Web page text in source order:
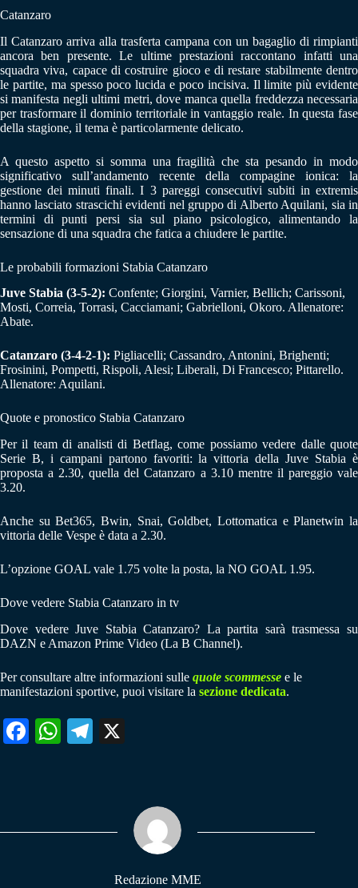
Catanzaro
Il Catanzaro arriva alla trasferta campana con un bagaglio di rimpianti
ancora ben presente. Le ultime prestazioni raccontano infatti una
squadra viva, capace di costruire gioco e di restare stabilmente dentro
le partite, ma spesso poco lucida e poco incisiva. Il limite più evidente
si manifesta negli ultimi metri, dove manca quella freddezza necessaria
per trasformare il dominio territoriale in vantaggio reale. In questa fase
della stagione, il tema è particolarmente delicato.
A questo aspetto si somma una fragilità che sta pesando in modo
significativo sull’andamento recente della compagine ionica: la
gestione dei minuti finali. I 3 pareggi consecutivi subiti in extremis
hanno lasciato strascichi evidenti nel gruppo di Alberto Aquilani, sia in
termini di punti persi sia sul piano psicologico, alimentando la
sensazione di una squadra che fatica a chiudere le partite.
Le probabili formazioni Stabia Catanzaro
Juve Stabia (3-5-2): Confente; Giorgini, Varnier, Bellich; Carissoni,
Mosti, Correia, Torrasi, Cacciamani; Gabrielloni, Okoro. Allenatore:
Abate.
Catanzaro (3-4-2-1): Pigliacelli; Cassandro, Antonini, Brighenti;
Frosinini, Pompetti, Rispoli, Alesi; Liberali, Di Francesco; Pittarello.
Allenatore: Aquilani.
Quote e pronostico Stabia Catanzaro
Per il team di analisti di Betflag, come possiamo vedere dalle quote
Serie B, i campani partono favoriti: la vittoria della Juve Stabia è
proposta a 2.30, quella del Catanzaro a 3.10 mentre il pareggio vale
3.20.
Anche su Bet365, Bwin, Snai, Goldbet, Lottomatica e Planetwin la
vittoria delle Vespe è data a 2.30.
L’opzione GOAL vale 1.75 volte la posta, la NO GOAL 1.95.
Dove vedere Stabia Catanzaro in tv
Dove vedere Juve Stabia Catanzaro? La partita sarà trasmessa su
DAZN e Amazon Prime Video (La B Channel).
Per consultare altre informazioni sulle quote scommesse e le
manifestazioni sportive, puoi visitare la sezione dedicata.
Fa W
pp
Te
m
Redazione MME